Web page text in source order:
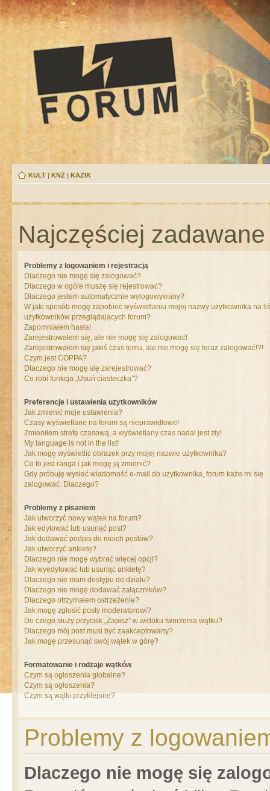
KULT | KNŻ | KAZIK
Najczęściej
Problemy z logowaniem i rejestracją
Dlaczego nie mogę się zalogować?
Dlaczego w ogóle muszę się rejestrować?
Dlaczego jestem automatycznie wylogowywany?
W jaki sposób mogę zapobiec wyświetlaniu mojej nazwy użytkownika na
użytkowników przeglądających forum?
Zapomniałem hasła!
Zarejestrowałem się, ale nie mogę się zalogować!
Zarejestrowałem się jakiś czas temu, ale nie mogę się teraz zalogować!?!
Czym jest COPPA?
Dlaczego nie mogę się zarejestrować?
Co robi funkcja „Usuń ciasteczka”?
Preferencje i ustawienia użytkowników
Jak zmienić moje ustawienia?
Czasy wyświetlane na forum są nieprawidłowe!
Zmieniłem strefę czasową, a wyświetlany czas nadal jest zły!
My language is not in the list!
Jak mogę wyświetlić obrazek przy mojej nazwie użytkownika?
Co to jest ranga i jak mogę ją zmienić?
Gdy próbuję wysłać wiadomość e-mail do użytkownika, forum każe mi się
zalogować. Dlaczego?
Problemy z pisaniem
Jak utworzyć nowy wątek na forum?
Jak edytować lub usunąć post?
Jak dodawać podpis do moich postów?
Jak utworzyć ankietę?
Dlaczego nie mogę wybrać więcej opcji?
Jak wyedytować lub usunąć ankietę?
Dlaczego nie mam dostępu do działu?
Dlaczego nie mogę dodawać załączników?
Dlaczego otrzymałem ostrzeżenie?
Jak mogę zgłosić posty moderatorowi?
Do czego służy przycisk „Zapisz” w widoku tworzenia wątku?
Dlaczego mój post musi być zaakceptowany?
Jak mogę przesunąć swój wątek w górę?
Formatowanie i rodzaje wątków
Czym są ogłoszenia globalne?
Czym są ogłoszenia?
Czym są wątki przyklejone?
Problemy z
Dlaczego nie mogę się